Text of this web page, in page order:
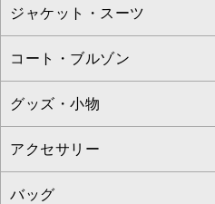
ニット・セーター
カーディガン
アンサンブルセット
ベスト・ジレ
パーカー
ドレス
チュニック
ジャンパースカート
その他のワンピース・ドレス
フルレングスパンツ
クロップド・半端丈パンツ
ガウチョ・ワイドパンツ
ハーフ・ショート丈パンツ
サロペット・オールインワン
すべてのスカート
ロング・マキシ丈スカート
ひざ丈スカート
ミモレ丈スカート
ショート・ミニ丈スカート
ジャケット・スーツ
すべてのジャケット・スーツ
テーラードジャケット
ノーカラージャケット
セットアップ
コート・ブルゾン
すべてのコート・ブルゾン
トレンチコート
ピーコート
グッズ・小物
すべてのグッズ・小物
マスク
アクセサリー
すべてのアクセサリー
バッグ